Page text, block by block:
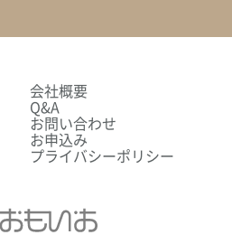
会社概要
Q&A
お問い合わせ
お申込み
プライバシーポリシー